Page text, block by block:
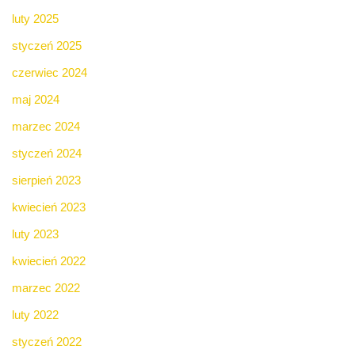
luty 2025
styczeń 2025
czerwiec 2024
maj 2024
marzec 2024
styczeń 2024
sierpień 2023
kwiecień 2023
luty 2023
kwiecień 2022
marzec 2022
luty 2022
styczeń 2022